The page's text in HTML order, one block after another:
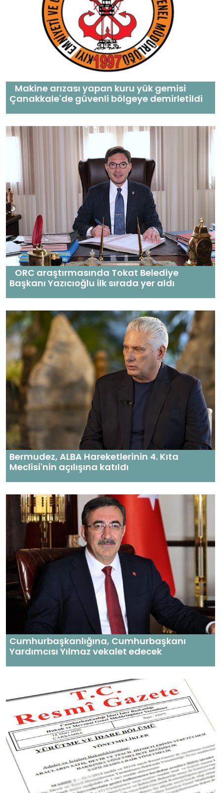
Makine arızası yapan kuru yük gemisi
Çanakkale'de güvenli bölgeye demirletildi
ORC araştırmasında Tokat Belediye
Başkanı Yazıcıoğlu ilk sırada yer aldı
Bermudez, ALBA Hareketlerinin 4. Kıta
Meclisi'nin açılışına katıldı
Cumhurbaşkanlığına, Cumhurbaşkanı
Yardımcısı Yılmaz vekalet edecek